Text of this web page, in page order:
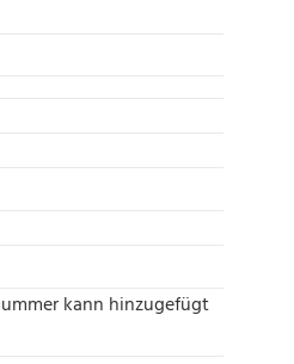
kann hinzugefügt